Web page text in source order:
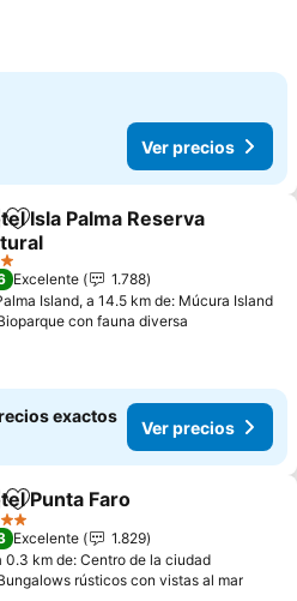
Ver precios
Agregar a favoritos
Isla Palma Reserva
precios
Excelente
1.788
Island, a 14.5 km de: Múcura Island
con fauna diversa
exactos
Ver precios
Agregar a favoritos
Punta Faro
Excelente
1.829
0.3 km de: Centro de la ciudad
rústicos con vistas al marVer